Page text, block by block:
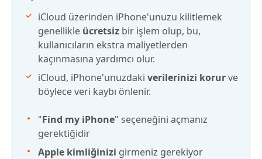
iCloud üzerinden iPhone'unuzu kilitlemek
genellikle ücretsiz bir işlem olup, bu,
kullanıcıların ekstra maliyetlerden
kaçınmasına yardımcı olur.
iCloud, iPhone'unuzdaki verilerinizi korurve
böylece veri kaybı önlenir.
"Find my iPhone" seçeneğini açmanız
gerektiğidir
Apple kimliğinizi girmeniz gerekiyor